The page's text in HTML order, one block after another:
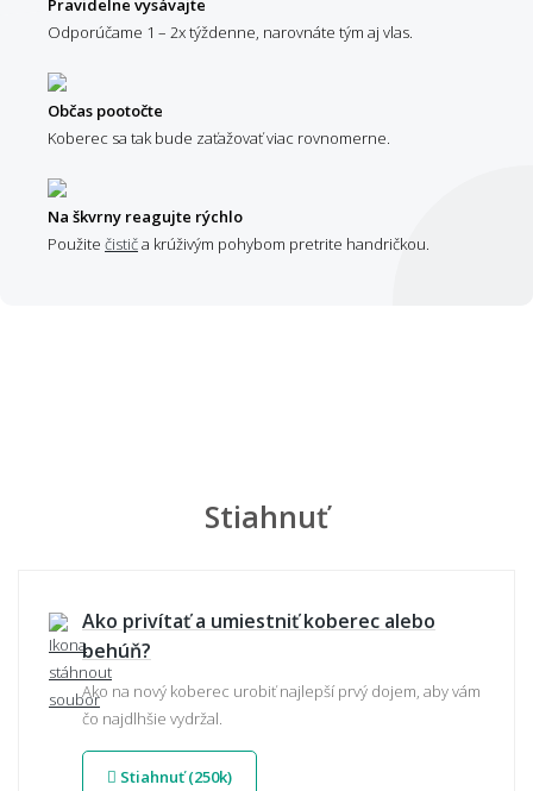
Odporúčame 1 – 2x týždenne, narovnáte tým aj vlas.
Občas pootočte
Koberec sa tak bude zaťažovať viac rovnomerne.
Na škvrny reagujte rýchlo
Použite čističa krúživým pohybom pretrite handričkou.
Stiahnuť
Ako privítať a umiestniť koberec alebo
behúň?
Ako na nový koberec urobiť najlepší prvý dojem, aby vám
čo najdlhšie vydržal.
Stiahnuť (250k)